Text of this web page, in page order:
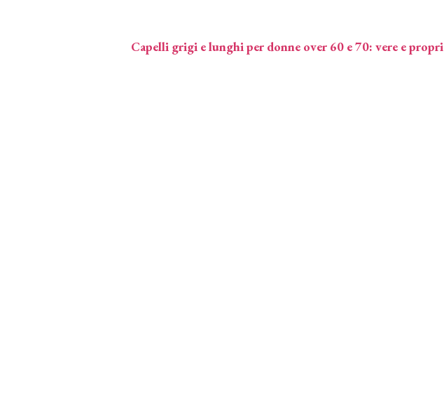
Capelli grigi e lunghi per donne over 60 e 70: vere e